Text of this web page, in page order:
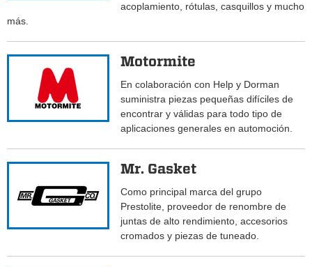
acoplamiento, rótulas, casquillos y mucho
más.
Motormite
En colaboración con Help y Dorman
suministra piezas pequeñas difíciles de
encontrar y válidas para todo tipo de
aplicaciones generales en automoción.
Mr. Gasket
Como principal marca del grupo
Prestolite, proveedor de renombre de
juntas de alto rendimiento, accesorios
cromados y piezas de tuneado.